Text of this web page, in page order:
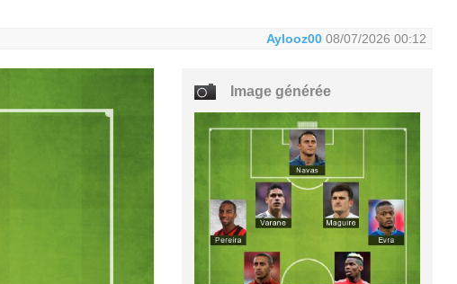
Aylooz00 08/07/2026 00:12
Image générée